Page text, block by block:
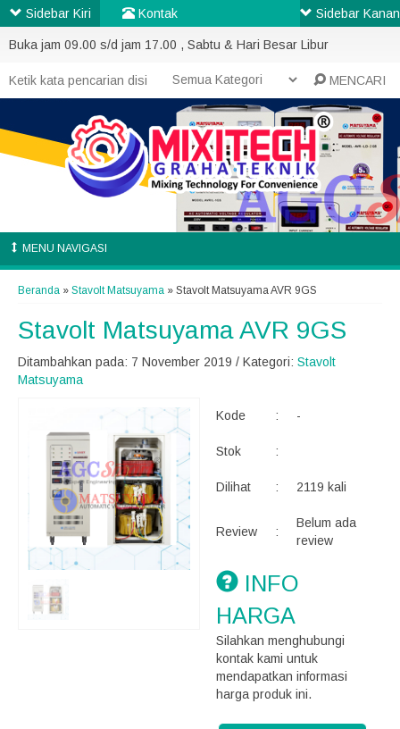
Buka jam 09.00 s/d jam 17.00 , Sabtu & Hari Besar Libur
MENCARI
MENU NAVIGASI
Beranda » Stavolt Matsuyama » Stavolt Matsuyama AVR 9GS
Stavolt Matsuyama AVR 9GS
Ditambahkan pada: 7 November 2019 / Kategori: Stavolt
Matsuyama
Kode : -
Stok :
Dilihat : 2119 kali
Review :
Belum ada
review
INFO
HARGA
Silahkan menghubungi
kontak kami untuk
mendapatkan informasi
harga produk ini.
Sidebar Kiri Kontak Sidebar Kanan